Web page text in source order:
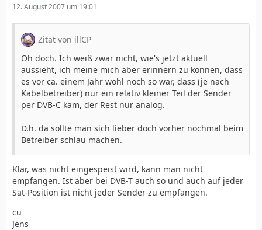
12. August 2007 um 19:01
Zitat von illCP
Oh doch. Ich weiß zwar nicht, wie's jetzt aktuell
aussieht, ich meine mich aber erinnern zu können, dass
es vor ca. einem Jahr wohl noch so war, dass (je nach
Kabelbetreiber) nur ein relativ kleiner Teil der Sender
per DVB-C kam, der Rest nur analog.
D.h. da sollte man sich lieber doch vorher nochmal beim
Betreiber schlau machen.
Klar, was nicht eingespeist wird, kann man nicht
empfangen. Ist aber bei DVB-T auch so und auch auf jeder
Sat-Position ist nicht jeder Sender zu empfangen.
cu
Jens